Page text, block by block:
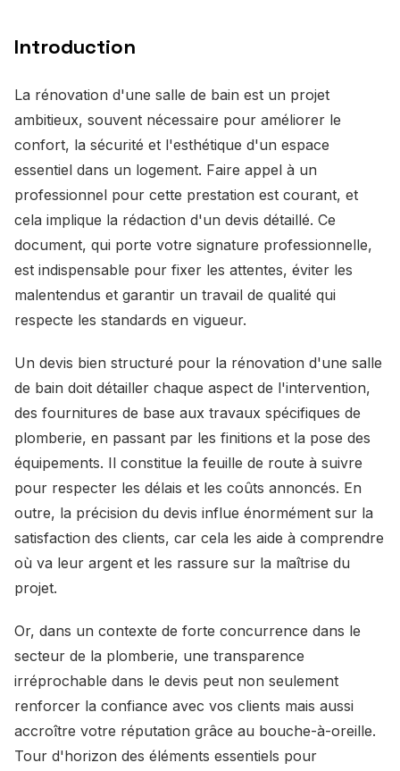
Introduction
La rénovation d'une salle de bain est un projet
ambitieux, souvent nécessaire pour améliorer le
confort, la sécurité et l'esthétique d'un espace
essentiel dans un logement. Faire appel à un
professionnel pour cette prestation est courant, et
cela implique la rédaction d'un devis détaillé. Ce
document, qui porte votre signature professionnelle,
est indispensable pour fixer les attentes, éviter les
malentendus et garantir un travail de qualité qui
respecte les standards en vigueur.
Un devis bien structuré pour la rénovation d'une salle
de bain doit détailler chaque aspect de l'intervention,
des fournitures de base aux travaux spécifiques de
plomberie, en passant par les finitions et la pose des
équipements. Il constitue la feuille de route à suivre
pour respecter les délais et les coûts annoncés. En
outre, la précision du devis influe énormément sur la
satisfaction des clients, car cela les aide à comprendre
où va leur argent et les rassure sur la maîtrise du
projet.
Or, dans un contexte de forte concurrence dans le
secteur de la plomberie, une transparence
irréprochable dans le devis peut non seulement
renforcer la confiance avec vos clients mais aussi
accroître votre réputation grâce au bouche-à-oreille.
Tour d'horizon des éléments essentiels pour